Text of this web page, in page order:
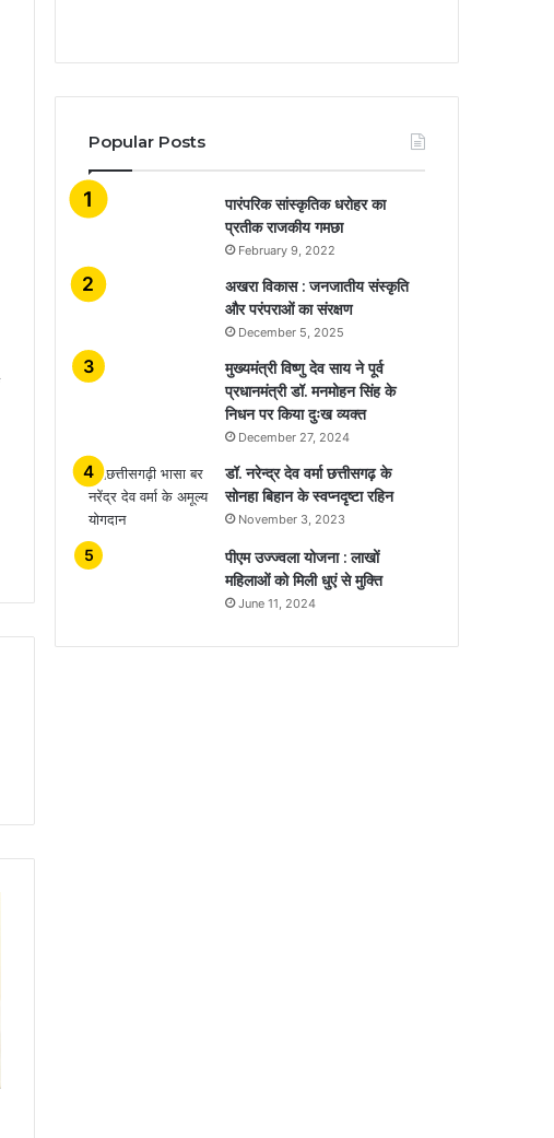
Popular Posts
​​​​​​​पारंपरिक सांस्कृतिक धरोहर का
प्रतीक राजकीय गमछा
February 9, 2022
अखरा विकास : जनजातीय संस्कृति
और परंपराओं का संरक्षण
December 5, 2025
मुख्यमंत्री विष्णु देव साय ने पूर्व
प्रधानमंत्री डॉ. मनमोहन सिंह के
निधन पर किया दुःख व्यक्त
December 27, 2024
डॉ. नरेन्द्र देव वर्मा छत्तीसगढ़ के
सोनहा बिहान के स्वप्नदृष्टा रहिन
November 3, 2023
पीएम उज्ज्वला योजना : लाखों
महिलाओं को मिली धुएं से मुक्ति
June 11, 2024